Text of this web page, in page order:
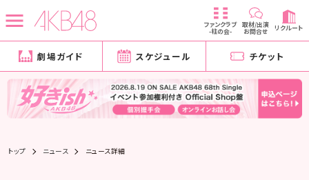
ファンクラブ
-柱の会-
取材/出演
お問合せ リクルート
劇場ガイド スケジュール チケット
トップ ニュース ニュース詳細